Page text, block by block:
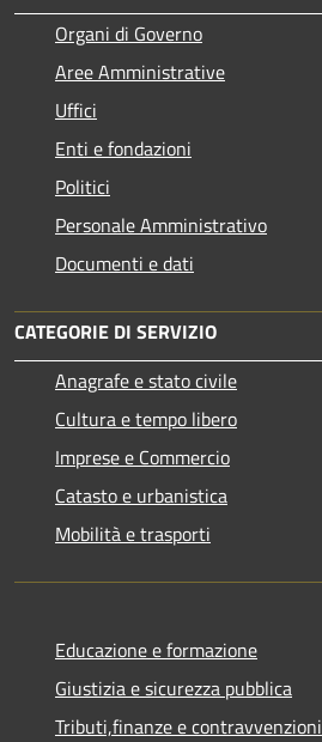
Organi di Governo
Aree Amministrative
Uffici
Enti e fondazioni
Politici
Personale Amministrativo
Documenti e dati
CATEGORIE DI SERVIZIO
Anagrafe e stato civile
Cultura e tempo libero
Imprese e Commercio
Catasto e urbanistica
Mobilità e trasporti
Educazione e formazione
Giustizia e sicurezza pubblica
Tributi,finanze e contravvenzioni